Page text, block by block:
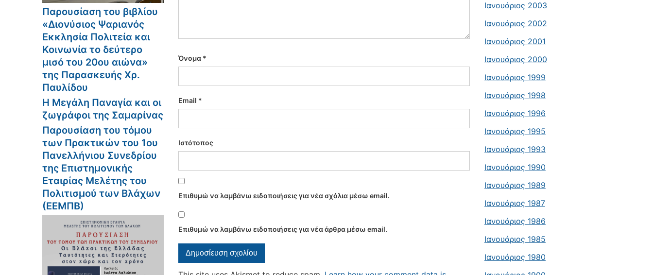
Παρουσίαση του βιβλίου
«Διονύσιος Ψαριανός
Εκκλησία Πολιτεία και
Κοινωνία το δεύτερο
μισό του 20ου αιώνα»
της Παρασκευής Χρ.
Παυλίδου
Η Μεγάλη Παναγία και οι
ζωγράφοι της Σαμαρίνας
Παρουσίαση του τόμου
των Πρακτικών του 1ου
Πανελλήνιου Συνεδρίου
της Επιστημονικής
Εταιρίας Μελέτης του
Πολιτισμού των Βλάχων
(ΕΕΜΠΒ)
Όνομα *
Email *
Ιστότοπος
Επιθυμώ να λαμβάνω ειδοποιήσεις για νέα σχόλια μέσω email.
Επιθυμώ να λαμβάνω ειδοποιήσεις για νέα άρθρα μέσω email.
Ιανουάριος 2003
Ιανουάριος 2002
Ιανουάριος 2001
Ιανουάριος 2000
Ιανουάριος 1999
Ιανουάριος 1998
Ιανουάριος 1996
Ιανουάριος 1995
Ιανουάριος 1993
Ιανουάριος 1990
Ιανουάριος 1989
Ιανουάριος 1987
Ιανουάριος 1986
Ιανουάριος 1985
Ιανουάριος 1980